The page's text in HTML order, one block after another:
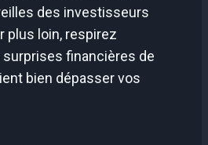
des investisseurs
plus loin, respirez
financières de
bien dépasser vos